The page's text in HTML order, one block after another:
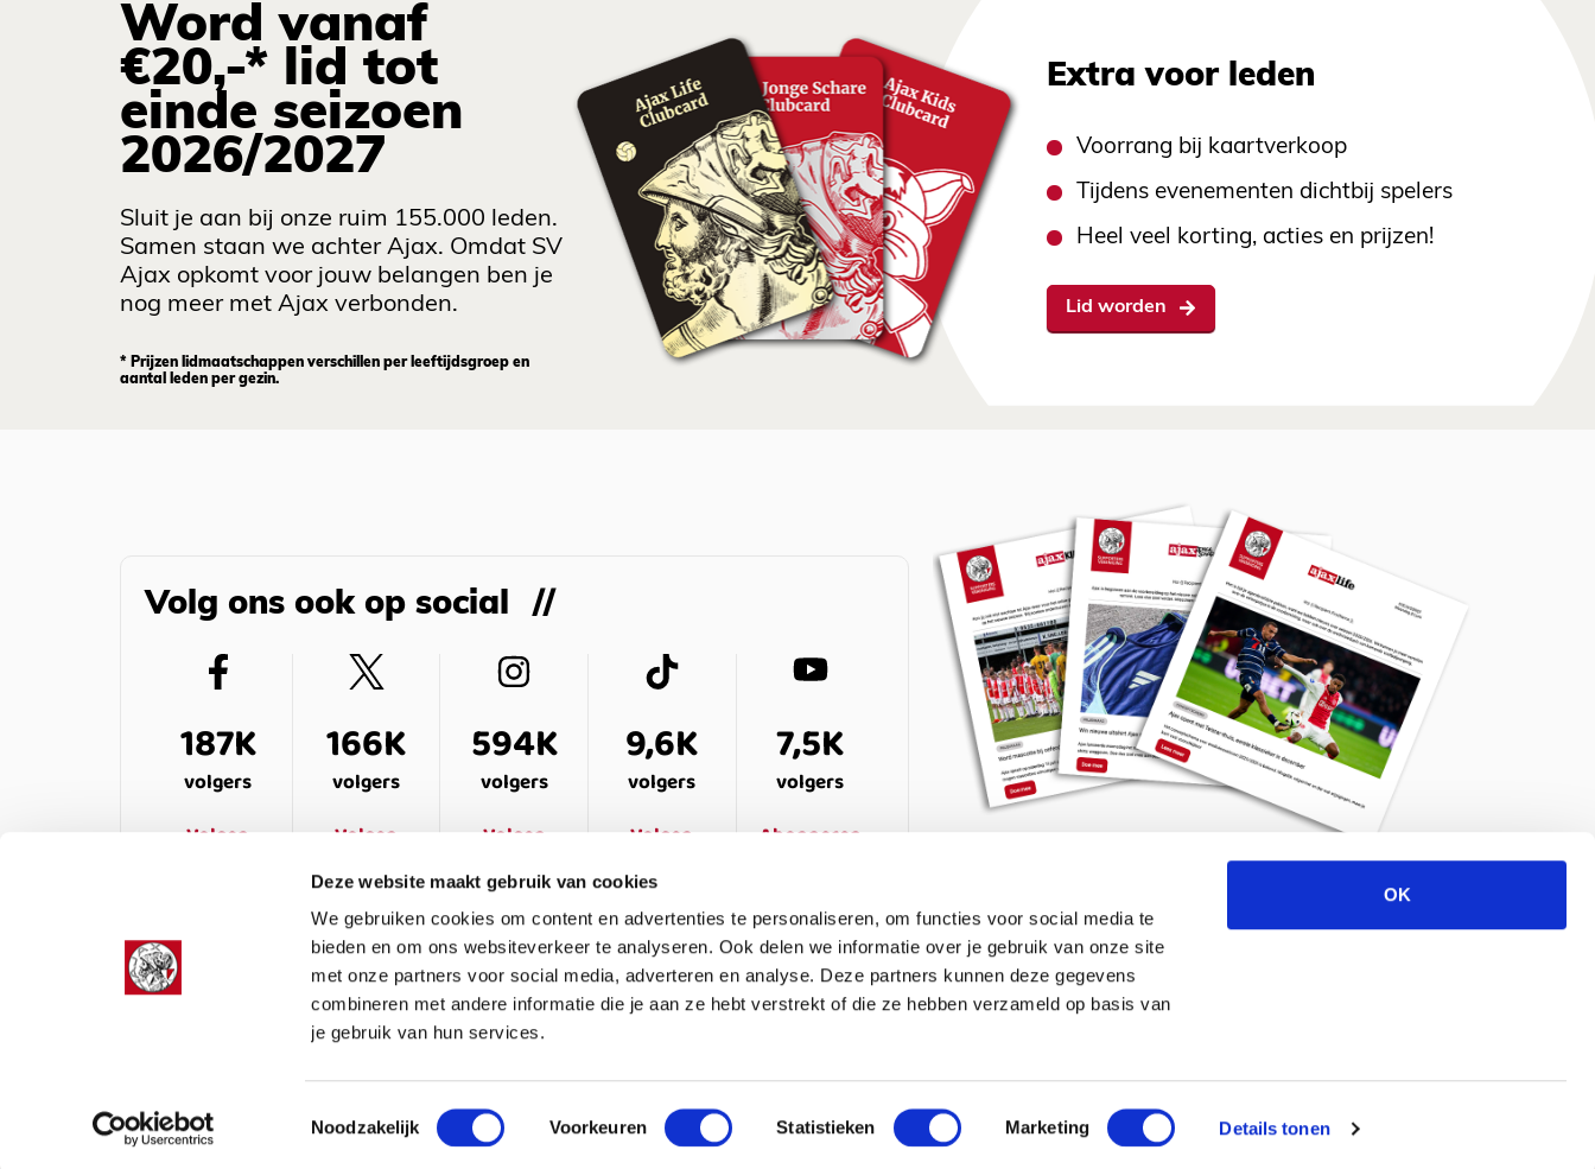
Deze website maakt gebruik van cookies
We gebruiken cookies om content en advertenties te personaliseren, om functies voor social media te
bieden en om ons websiteverkeer te analyseren. Ook delen we informatie over je gebruik van onze site
met onze partners voor social media, adverteren en analyse. Deze partners kunnen deze gegevens
combineren met andere informatie die je aan ze hebt verstrekt of die ze hebben verzameld op basis van
je gebruik van hun services.
Toestemmingsselectie
Noodzakelijk Voorkeuren Statistieken Marketing Details tonen
OK
Word vanaf
€20,-* lid tot
einde seizoen
2026/2027
Sluit je aan bij onze ruim 155.000 leden.
Samen staan we achter Ajax. Omdat SV
Ajax opkomt voor jouw belangen ben je
nog meer met Ajax verbonden.
* Prijzen lidmaatschappen verschillen per leeftijdsgroep en
aantal leden per gezin.
Extra voor leden
Voorrang bij kaartverkoop
Tijdens evenementen dichtbij spelers
Heel veel korting, acties en prijzen!
Lid worden
Volg ons ook op social
187K
volgers
Volgen
166K
volgers
Volgen
594K
volgers
Volgen
9,6K
volgers
Volgen
7,5K
volgers
Abonneren
Meld je aan voor de nieuwsbrief
OVER ONS VEELGESTELDE VRAGEN
Colofon Cookies Algemene voorwaarden © 2026 ajaxlife.nl – Powered by TRES